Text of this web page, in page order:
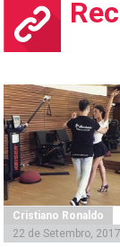
Cristiano Ronaldo
22 de Setembro, 2017